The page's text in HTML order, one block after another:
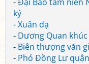
ký
-Xuân dạ
- Dương Quan
- Biên thượng văn
- Phó Đồng Lư